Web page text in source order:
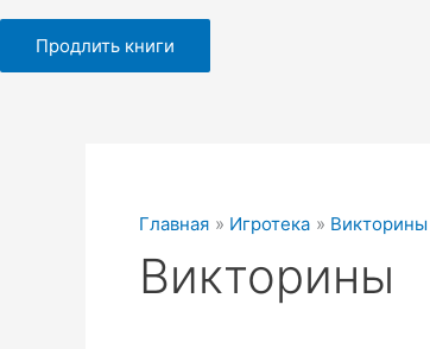
Продлить книги
Главная Игротека Викторины
Викторины